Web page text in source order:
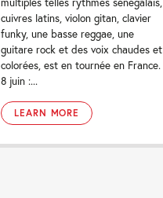
cuivres latins, violon gitan, clavier
funky, une basse reggae, une
guitare rock et des voix chaudes et
colorées, est en tournée en France.
8 juin :...
LEARN MORE